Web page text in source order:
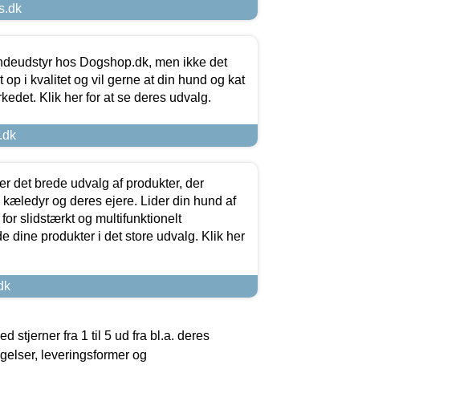
hos Dogshop.dk, men ikke det
op i kvalitet og vil gerne at din hund og kat
Klik her for at se deres udvalg.
det brede udvalg af produkter, der
og deres ejere. Lider din hund af
slidstærkt og multifunktionelt
dine produkter i det store udvalg. Klik her
stjerner fra 1 til 5 ud fra bl.a. deres
leveringsformer og